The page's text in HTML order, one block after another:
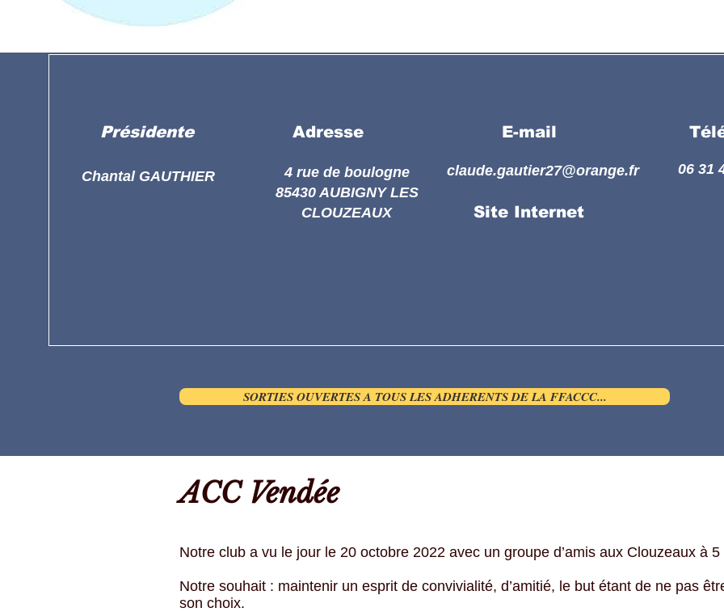
Présidente
Chantal GAUTHIER
Adresse
4 rue de boulogne
85430 AUBIGNY LES
CLOUZEAUX
E-mail
claude.gautier27@orange.fr
Site Internet
06 31
SORTIES OUVERTES A TOUS LES ADHERENTS DE LA FFACCC...
ACC Vendée
Notre club a vu le jour le 20 octobre 2022 avec un groupe d’amis aux Clouzeaux à
Notre souhait : maintenir un esprit de convivialité, d’amitié, le but étant de ne pas
son choix.